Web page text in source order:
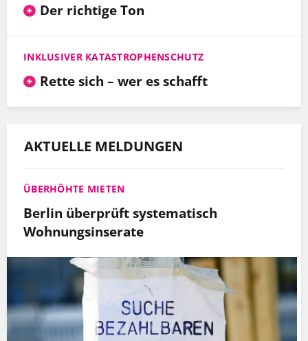
Der richtige Ton
INKLUSIVER KATASTROPHENSCHUTZ
Rette sich – wer es schafft
AKTUELLE MELDUNGEN
ÜBERHÖHTE MIETEN
Berlin überprüft systematisch
Wohnungsinserate